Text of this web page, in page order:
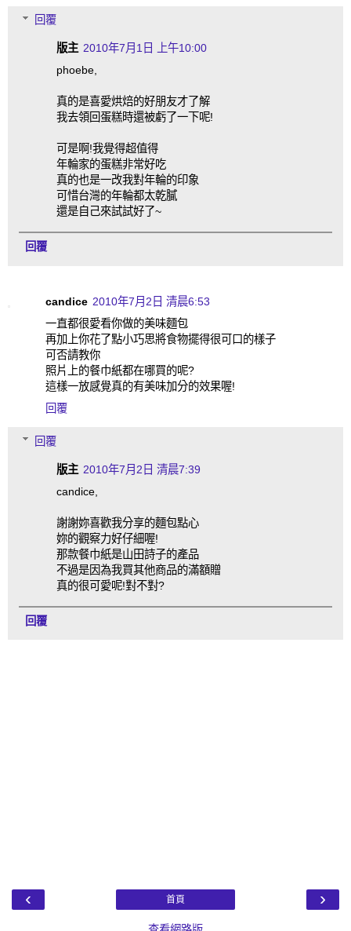
回覆
版主 2010年7月1日 上午10:00
phoebe,
真的是喜愛烘焙的好朋友才了解
我去領回蛋糕時還被虧了一下呢!
可是啊!我覺得超值得
年輪家的蛋糕非常好吃
真的也是一改我對年輪的印象
可惜台灣的年輪都太乾膩
還是自己來試試好了~
回覆
candice 2010年7月2日 清晨6:53
一直都很愛看你做的美味麵包
再加上你花了點小巧思將食物擺得很可口的樣子
可否請教你
照片上的餐巾紙都在哪買的呢?
這樣一放感覺真的有美味加分的效果喔!
回覆
回覆
版主 2010年7月2日 清晨7:39
candice,
謝謝妳喜歡我分享的麵包點心
妳的觀察力好仔細喔!
那款餐巾紙是山田詩子的產品
不過是因為我買其他商品的滿額贈
真的很可愛呢!對不對?
回覆
‹ ›
首頁